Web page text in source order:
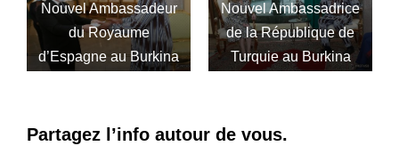
Nouvel Ambassadeur
du Royaume
d’Espagne au Burkina
Nouvel Ambassadrice
de la République de
Turquie au Burkina
Partagez l’info autour de vous.